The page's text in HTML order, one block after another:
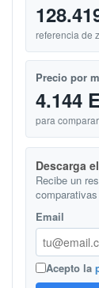
referencia de
Precio por
4.144
para
Descarga
Recibe un
Email
Acepto la